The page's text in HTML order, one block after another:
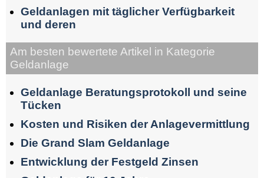
Geldanlagen mit täglicher Verfügbarkeit
und deren
Am besten bewertete Artikel in Kategorie
Geldanlage
Geldanlage Beratungsprotokoll und seine
Tücken
Kosten und Risiken der Anlagevermittlung
Die Grand Slam Geldanlage
Entwicklung der Festgeld Zinsen